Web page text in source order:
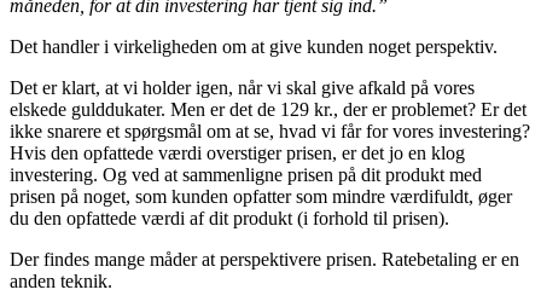
måneden, for at din investering har tjent sig ind.”
Det handler i virkeligheden om at give kunden noget perspektiv.
Det er klart, at vi holder igen, når vi skal give afkald på vores
elskede gulddukater. Men er det de 129 kr., der er problemet? Er det
ikke snarere et spørgsmål om at se, hvad vi får for vores investering?
Hvis den opfattede værdi overstiger prisen, er det jo en klog
investering. Og ved at sammenligne prisen på dit produkt med
prisen på noget, som kunden opfatter som mindre værdifuldt, øger
du den opfattede værdi af dit produkt (i forhold til prisen).
Der findes mange måder at perspektivere prisen. Ratebetaling er en
anden teknik.